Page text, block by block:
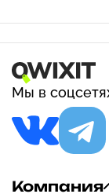
Мы в
Компания